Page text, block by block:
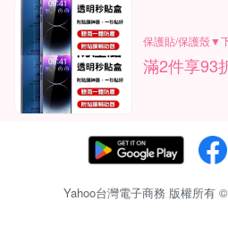
保護貼/保護殼▼
滿2件享93
Yahoo台灣電子商務 版權所有